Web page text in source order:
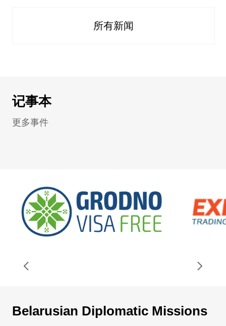
所有新闻
记事本
更多事件
Belarusian Diplomatic Missions